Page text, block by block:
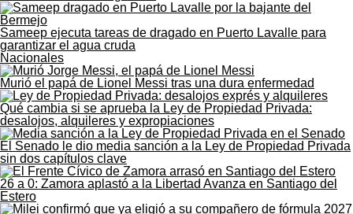
Sameep ejecuta tareas de dragado en Puerto Lavalle para
garantizar el agua cruda
Nacionales
Murió el papá de Lionel Messi tras una dura enfermedad
Qué cambia si se aprueba la Ley de Propiedad Privada:
desalojos, alquileres y expropiaciones
El Senado le dio media sanción a la Ley de Propiedad Privada
sin dos capítulos clave
26 a 0: Zamora aplastó a la Libertad Avanza en Santiago del
Estero